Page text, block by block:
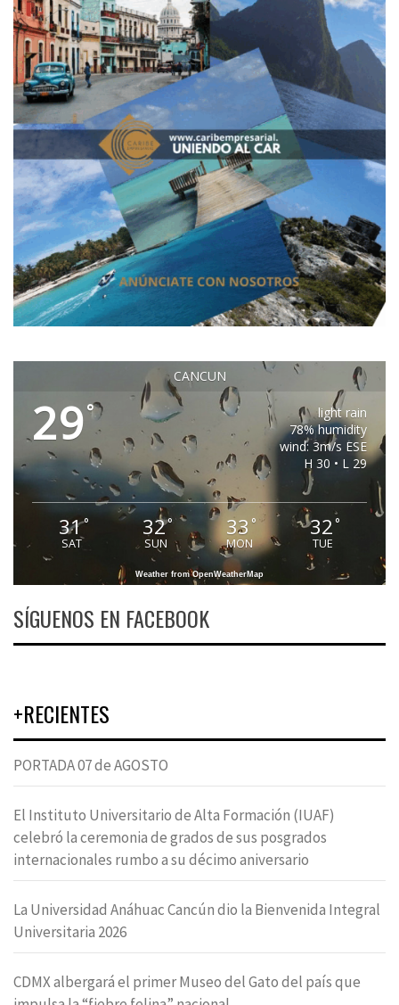
CANCUN
29°
light rain
78% humidity
wind: 3m/s ESE
H 30 • L 29
31°
SAT
32°
SUN
33 °
MON
32°
TUE
Weather from OpenWeatherMap
SÍGUENOS EN FACEBOOK
+RECIENTES
PORTADA 07 de AGOSTO
El Instituto Universitario de Alta Formación (IUAF)
celebró la ceremonia de grados de sus posgrados
internacionales rumbo a su décimo aniversario
La Universidad Anáhuac Cancún dio la Bienvenida Integral
Universitaria 2026
CDMX albergará el primer Museo del Gato del país que